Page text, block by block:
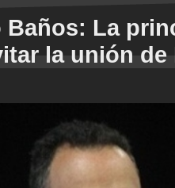
Baños: La
la unión